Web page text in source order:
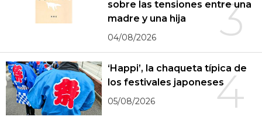
3
sobre las tensiones entre una
madre y una hija
04/08/2026
4
‘Happi’, la chaqueta típica de
los festivales japoneses
05/08/2026